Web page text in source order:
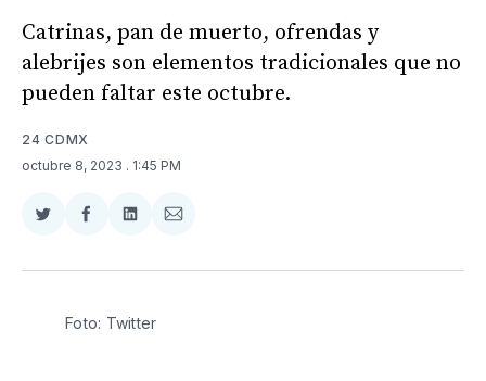
Catrinas, pan de muerto, ofrendas y
alebrijes son elementos tradicionales que no
pueden faltar este octubre.
24 CDMX
octubre 8, 2023 . 1:45 PM
Compartir
Twitter
Compartir
Facebook
Compartir
LinkedIn
Compartir
Email
Foto: Twitter